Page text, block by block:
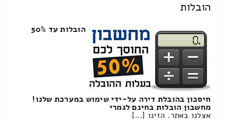
הובלות
הובלות עד 50%
חיסכון בהובלת דירה על-ידי שימוש במערכת שלנו!
מחשבון הובלות בחינם לגמרי
אצלנו באתר. הזינו […]